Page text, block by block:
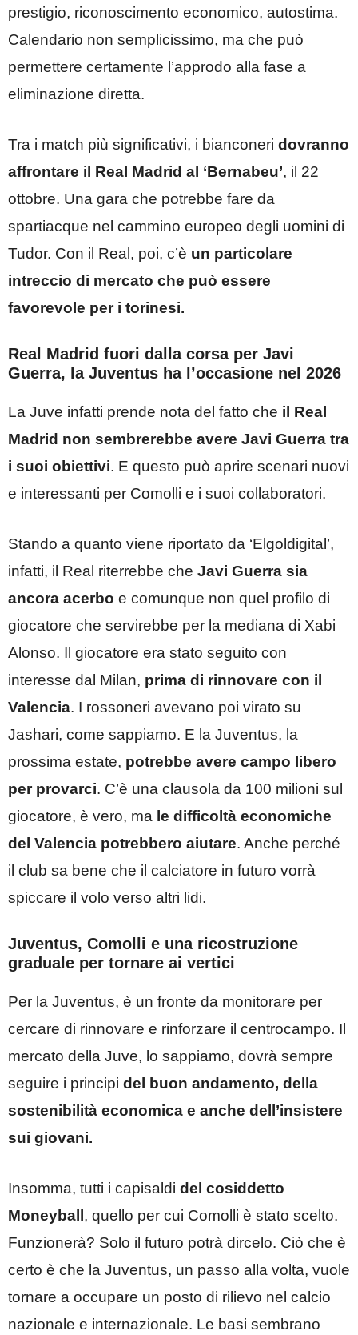
prestigio, riconoscimento economico, autostima.
Calendario non semplicissimo, ma che può
permettere certamente l’approdo alla fase a
eliminazione diretta.
Tra i match più significativi, i bianconeri dovranno
affrontare il Real Madrid al ‘Bernabeu’, il 22
ottobre. Una gara che potrebbe fare da
spartiacque nel cammino europeo degli uomini di
Tudor. Con il Real, poi, c’è un particolare
intreccio di mercato che può essere
favorevole per i torinesi.
Real Madrid fuori dalla corsa per Javi
Guerra, la Juventus ha l’occasione nel 2026
La Juve infatti prende nota del fatto che il Real
Madrid non sembrerebbe avere Javi Guerra tra
i suoi obiettivi. E questo può aprire scenari nuovi
e interessanti per Comolli e i suoi collaboratori.
Stando a quanto viene riportato da ‘Elgoldigital’,
infatti, il Real riterrebbe che Javi Guerra sia
ancora acerbo e comunque non quel profilo di
giocatore che servirebbe per la mediana di Xabi
Alonso. Il giocatore era stato seguito con
interesse dal Milan, prima di rinnovare con il
Valencia. I rossoneri avevano poi virato su
Jashari, come sappiamo. E la Juventus, la
prossima estate, potrebbe avere campo libero
per provarci. C’è una clausola da 100 milioni sul
giocatore, è vero, ma le difficoltà economiche
del Valencia potrebbero aiutare. Anche perché
il club sa bene che il calciatore in futuro vorrà
spiccare il volo verso altri lidi.
Juventus, Comolli e una ricostruzione
graduale per tornare ai vertici
Per la Juventus, è un fronte da monitorare per
cercare di rinnovare e rinforzare il centrocampo. Il
mercato della Juve, lo sappiamo, dovrà sempre
seguire i principi del buon andamento, della
sostenibilità economica e anche dell’insistere
sui giovani.
Insomma, tutti i capisaldi del cosiddetto
Moneyball, quello per cui Comolli è stato scelto.
Funzionerà? Solo il futuro potrà dircelo. Ciò che è
certo è che la Juventus, un passo alla volta, vuole
tornare a occupare un posto di rilievo nel calcio
nazionale e internazionale. Le basi sembrano